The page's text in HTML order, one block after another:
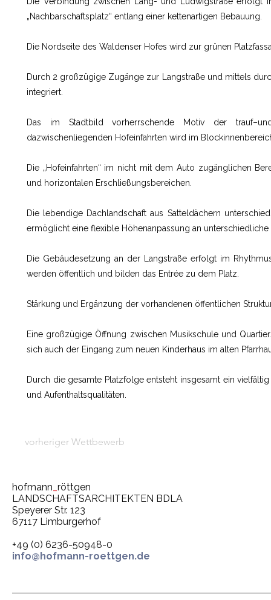
„Nachbarschaftsplatz“ entlang einer kettenartigen Bebauung.
Die Nordseite des Waldenser Hofes wird zur grünen
Durch 2 großzügige Zugänge zur Langstraße und mittels
integriert.
Das im Stadtbild vorherrschende Motiv der
dazwischenliegenden Hofeinfahrten wird im
Die „Hofeinfahrten“ im nicht mit dem Auto zugänglichen
und horizontalen Erschließungsbereichen.
Die lebendige Dachlandschaft aus Satteldächern
ermöglicht eine flexible Höhenanpassung an unterschiedliche
Die Gebäudesetzung an der Langstraße erfolgt im
werden öffentlich und bilden das Entrée zu dem Platz.
Stärkung und Ergänzung der vorhandenen öffentlichen
Eine großzügige Öffnung zwischen Musikschule und
sich auch der Eingang zum neuen Kinderhaus im alten
Durch die gesamte Platzfolge entsteht insgesamt ein
und Aufenthaltsqualitäten.
vorheriger Wettbewerb
hofmann röttgen
LANDSCHAFTSARCHITEKTEN BDLA
Speyerer Str. 123
67117 Limburgerhof
+49 (0) 6236-50948-0
info@hofmann-roettgen.de